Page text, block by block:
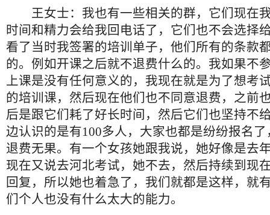
王女士：我也有一些相关的群，它们现在
时间和精力会给我回电话了，它们也不会选择
看了当时我签署的培训单子，他们所有的条款
的。例如开课之后就不退费什么的。我如果不
上课是没有任何意义的，我现在就是为了想考
的培训课，然后现在他们也不同意退费，之前
后是跟它们耗了好长时间，然后它们也坚持不
边认识的是有100多人，大家也都是纷纷报名
退费无果。有一个女孩她跟我说，她好像是去
现在又说去河北考试，她不去，然后持续到现
回复，所以她也着急了，我们就都是这样，就
们个人也没有什么太大的能力。